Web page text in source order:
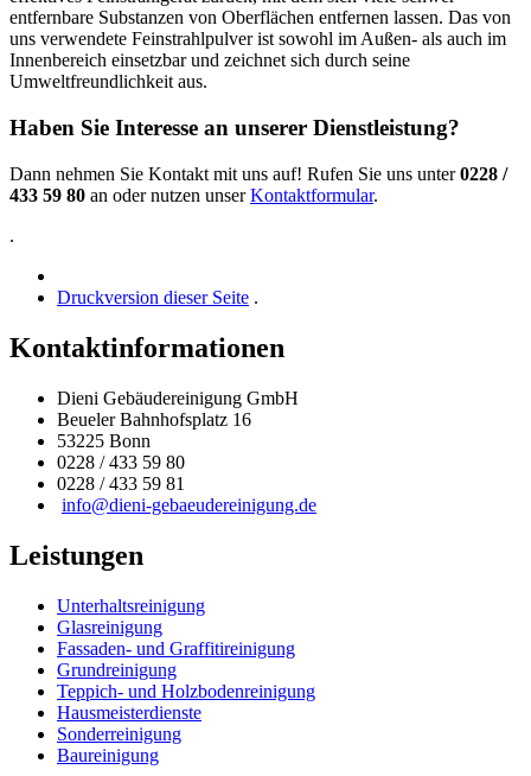
entfernbare Substanzen von Oberflächen entfernen lassen. Das von
uns verwendete Feinstrahlpulver ist sowohl im Außen- als auch im
Innenbereich einsetzbar und zeichnet sich durch seine
Umweltfreundlichkeit aus.
Haben Sie Interesse an unserer Dienstleistung?
Dann nehmen Sie Kontakt mit uns auf! Rufen Sie uns unter0228 /
433 59 80 an oder nutzen unserKontaktformular.
.
Druckversion dieser Seite .
Kontaktinformationen
Dieni Gebäudereinigung GmbH
Beueler Bahnhofsplatz 16
53225 Bonn
0228 / 433 59 80
0228 / 433 59 81
info@dieni-gebaeudereinigung.de
Leistungen
Unterhaltsreinigung
Glasreinigung
Fassaden- und Graffitireinigung
Grundreinigung
Teppich- und Holzbodenreinigung
Hausmeisterdienste
Sonderreinigung
Baureinigung